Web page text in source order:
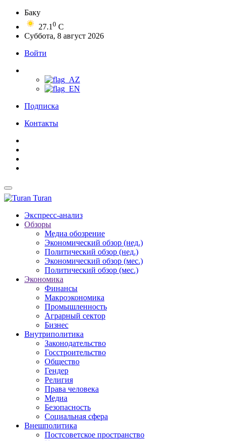
Баку
27.1 0 C
Суббота, 8 август 2026
Войти
Подписка
Контакты
Turan
Экспресс-анализ
Обзоры
Медиа обозрение
Экономический обзор (нед.)
Политический обзор (нед.)
Экономический обзор (мес.)
Политический обзор (мес.)
Экономика
Финансы
Макроэкономика
Промышленность
Аграрный сектор
Бизнес
Внутриполитика
Законодательство
Госстроительство
Общество
Гендер
Религия
Права человека
Медиа
Безопасность
Социальная сфера
Внешполитика
Постсоветское пространство